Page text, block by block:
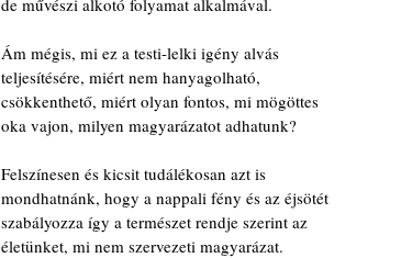
de művészi alkotó folyamat alkalmával.
Ám mégis, mi ez a testi-lelki igény alvás
teljesítésére, miért nem hanyagolható,
csökkenthető, miért olyan fontos, mi mögöttes
oka vajon, milyen magyarázatot adhatunk?
Felszínesen és kicsit tudálékosan azt is
mondhatnánk, hogy a nappali fény és az éjsötét
szabályozza így a természet rendje szerint az
életünket, mi nem szervezeti magyarázat.